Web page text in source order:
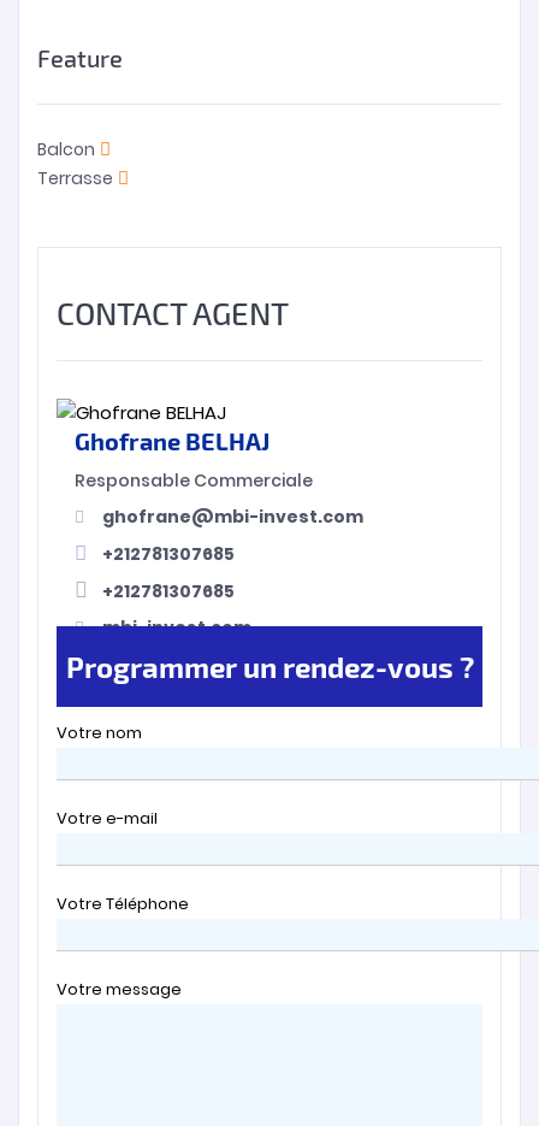
Feature
Balcon
Terrasse
CONTACT AGENT
Ghofrane BELHAJ
Responsable Commerciale
ghofrane@mbi-invest.com
+212781307685
+212781307685
mbi-invest.com
Programmer un rendez-vous ?
Votre nom
Votre e-mail
Votre Téléphone
Votre message